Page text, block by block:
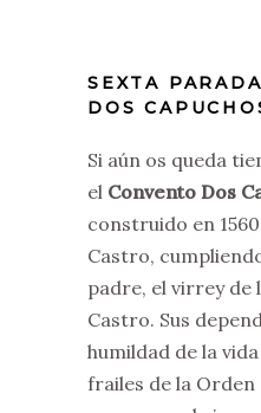
SEXTA
DOS
Si aún os queda
el Convento Dos
construido en
Castro,
padre, el virrey de
Castro. Sus
humildad de la
frailes de la Orden